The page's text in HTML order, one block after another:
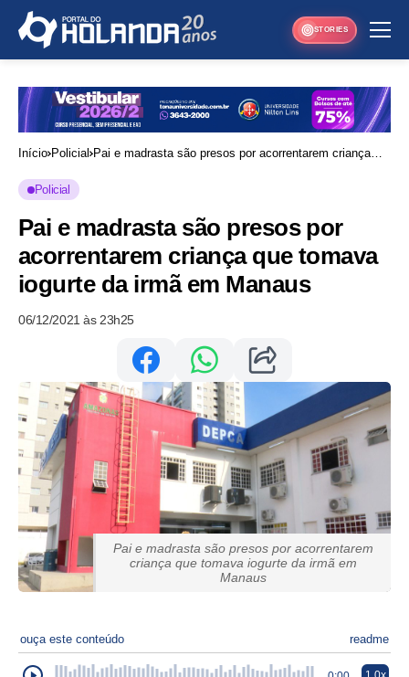
STORIES
Início Policial Pai e madrasta são presos por acorrentarem criança
Policial
Pai e madrasta são presos por
acorrentarem criança que tomava
iogurte da irmã em Manaus
06/12/2021 às 23h25
Pai e madrasta são presos por acorrentarem
criança que tomava iogurte da irmã em
Manaus
ouça este conteúdo readme